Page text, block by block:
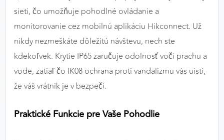
sieti, čo umožňuje pohodlné ovládanie a
monitorovanie cez mobilnú aplikáciu Hikconnect. Už
nikdy nezmeškáte dôležitú návštevu, nech ste
kdekoľvek. Krytie IP65 zaručuje odolnosť voči prachu a
vode, zatiaľ čo IK08 ochrana proti vandalizmu vás uistí,
že váš vrátnik je v bezpečí.
Praktické Funkcie pre Vaše Pohodlie